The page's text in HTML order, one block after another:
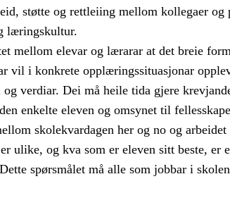
støtte og rettleiing mellom kollegaer og
læringskultur.
mellom elevar og lærarar at det breie
vil i konkrete opplæringssituasjonar
verdiar. Dei må heile tida gjere
enkelte eleven og omsynet til
skolekvardagen her og no og arbeidet
ulike, og kva som er eleven sitt beste, er
spørsmålet må alle som jobbar i